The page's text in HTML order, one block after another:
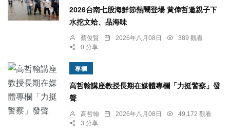
2026台南七股海鮮節熱鬧登場 黃偉哲邀親子下
水挖文蛤、品海味
蔡俊賢 2026年八月08日
389 觀看
0 分享
專欄
高哲翰講座教授長期在媒體專欄「力挺警察」發
聲
高哲翰 2026年八月08日
49,172 觀看
3 分享